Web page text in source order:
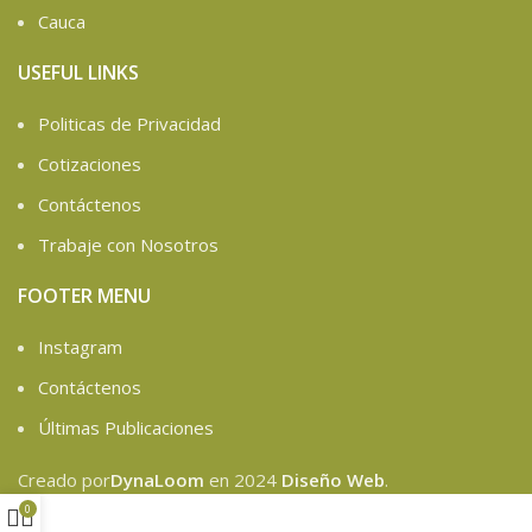
Cauca
USEFUL LINKS
Politicas de Privacidad
Cotizaciones
Contáctenos
Trabaje con Nosotros
FOOTER MENU
Instagram
Contáctenos
Últimas Publicaciones
Creado porDynaLoom en 2024 Diseño Web.
0